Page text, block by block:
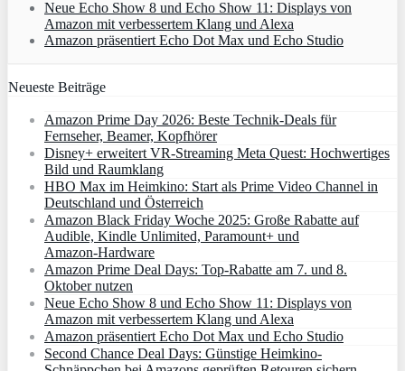
Neue Echo Show 8 und Echo Show 11: Displays von
Amazon mit verbessertem Klang und Alexa
Amazon präsentiert Echo Dot Max und Echo Studio
Neueste Beiträge
Amazon Prime Day 2026: Beste Technik-Deals für
Fernseher, Beamer, Kopfhörer
Disney+ erweitert VR‑Streaming Meta Quest: Hochwertiges
Bild und Raumklang
HBO Max im Heimkino: Start als Prime Video Channel in
Deutschland und Österreich
Amazon Black Friday Woche 2025: Große Rabatte auf
Audible, Kindle Unlimited, Paramount+ und
Amazon‑Hardware
Amazon Prime Deal Days: Top-Rabatte am 7. und 8.
Oktober nutzen
Neue Echo Show 8 und Echo Show 11: Displays von
Amazon mit verbessertem Klang und Alexa
Amazon präsentiert Echo Dot Max und Echo Studio
Second Chance Deal Days: Günstige Heimkino-